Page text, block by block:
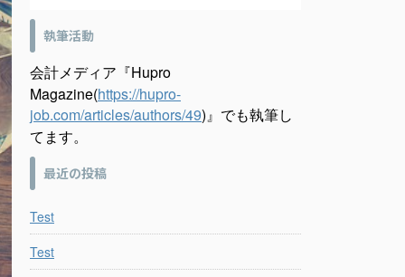
執筆活動
会計メディア『Hupro
Magazine(https://hupro-
job.com/articles/authors/49)』でも執筆し
てます。
最近の投稿
Test
Test